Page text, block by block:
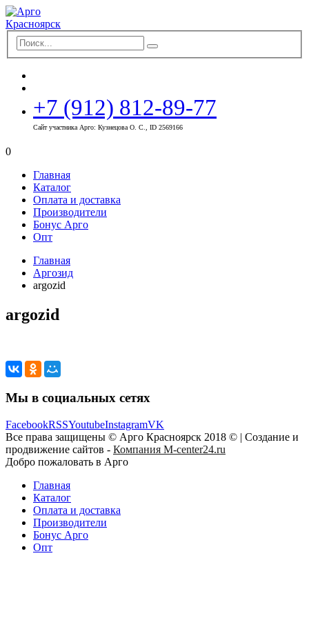
+7 (912) 812-89-77
Сайт участника Арго: Кузнецова О. С., ID 2569166
0
Главная
Каталог
Оплата и доставка
Производители
Бонус Арго
Опт
Главная
Аргозид
argozid
argozid
Мы в социальных сетях
FacebookRSSYoutubeInstagramVK
Все права защищены © Арго Красноярск 2018 © | Создание и
продвижение сайтов - Компания M-center24.ru
Добро пожаловать в Арго
Главная
Каталог
Оплата и доставка
Производители
Бонус Арго
Опт